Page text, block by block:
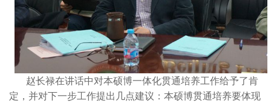
赵长禄在讲话中对本硕博一体化贯通培养工作给予了肯
定，并对下一步工作提出几点建议：本硕博贯通培养要体现